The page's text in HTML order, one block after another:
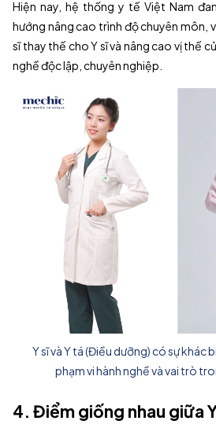
Hiện nay, hệ thống y tế Việt Nam
hướng nâng cao trình độ chuyên môn,
sĩ thay thế cho Y sĩ và nâng cao vị thế
nghề độc lập, chuyên nghiệp.
Y sĩ và Y tá (Điều dưỡng) có sự khác
phạm vi hành nghề và vai trò
4. Điểm giống nhau giữa